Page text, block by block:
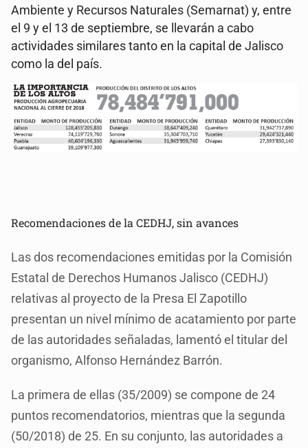
Ambiente y Recursos Naturales (Semarnat) y, entre
el 9 y el 13 de septiembre, se llevarán a cabo
actividades similares tanto en la capital de Jalisco
como la del país.
Recomendaciones de la CEDHJ, sin avances
Las dos recomendaciones emitidas por la Comisión
Estatal de Derechos Humanos Jalisco (CEDHJ)
relativas al proyecto de la Presa El Zapotillo
presentan un nivel mínimo de acatamiento por parte
de las autoridades señaladas, lamentó el titular del
organismo, Alfonso Hernández Barrón.
La primera de ellas (35/2009) se compone de 24
puntos recomendatorios, mientras que la segunda
(50/2018) de 25. En su conjunto, las autoridades a